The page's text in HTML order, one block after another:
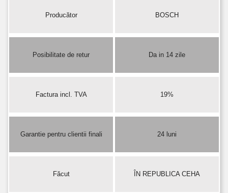
Producător BOSCH
Posibilitate de retur Da in 14 zile
Factura incl. TVA 19%
Garantie pentru clientii finali 24 luni
Făcut ÎN REPUBLICA CEHA